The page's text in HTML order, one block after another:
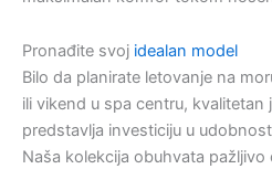
Pronađite svoj idealan model
Bilo da planirate letovanje na
ili vikend u spa centru,
predstavlja investiciju u
Naša kolekcija obuhvata